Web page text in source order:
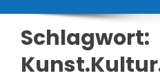
Schlagwort: